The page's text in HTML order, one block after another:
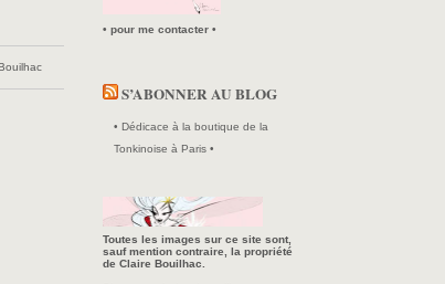
• pour me contacter •
S’ABONNER AU BLOG
• Dédicace à la boutique de la
Tonkinoise à Paris •
Toutes les images sur ce site sont,
sauf mention contraire, la propriété
de Claire Bouilhac.